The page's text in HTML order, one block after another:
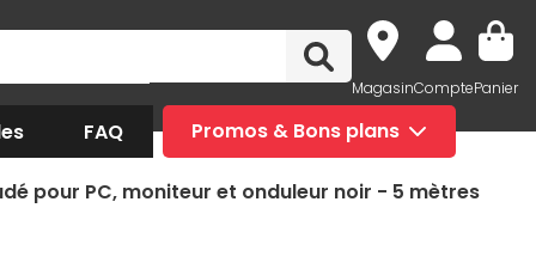
MagasinComptePanier
FAQ Promos & Bons plans
pour PC, moniteur et onduleur noir - 5 mètres